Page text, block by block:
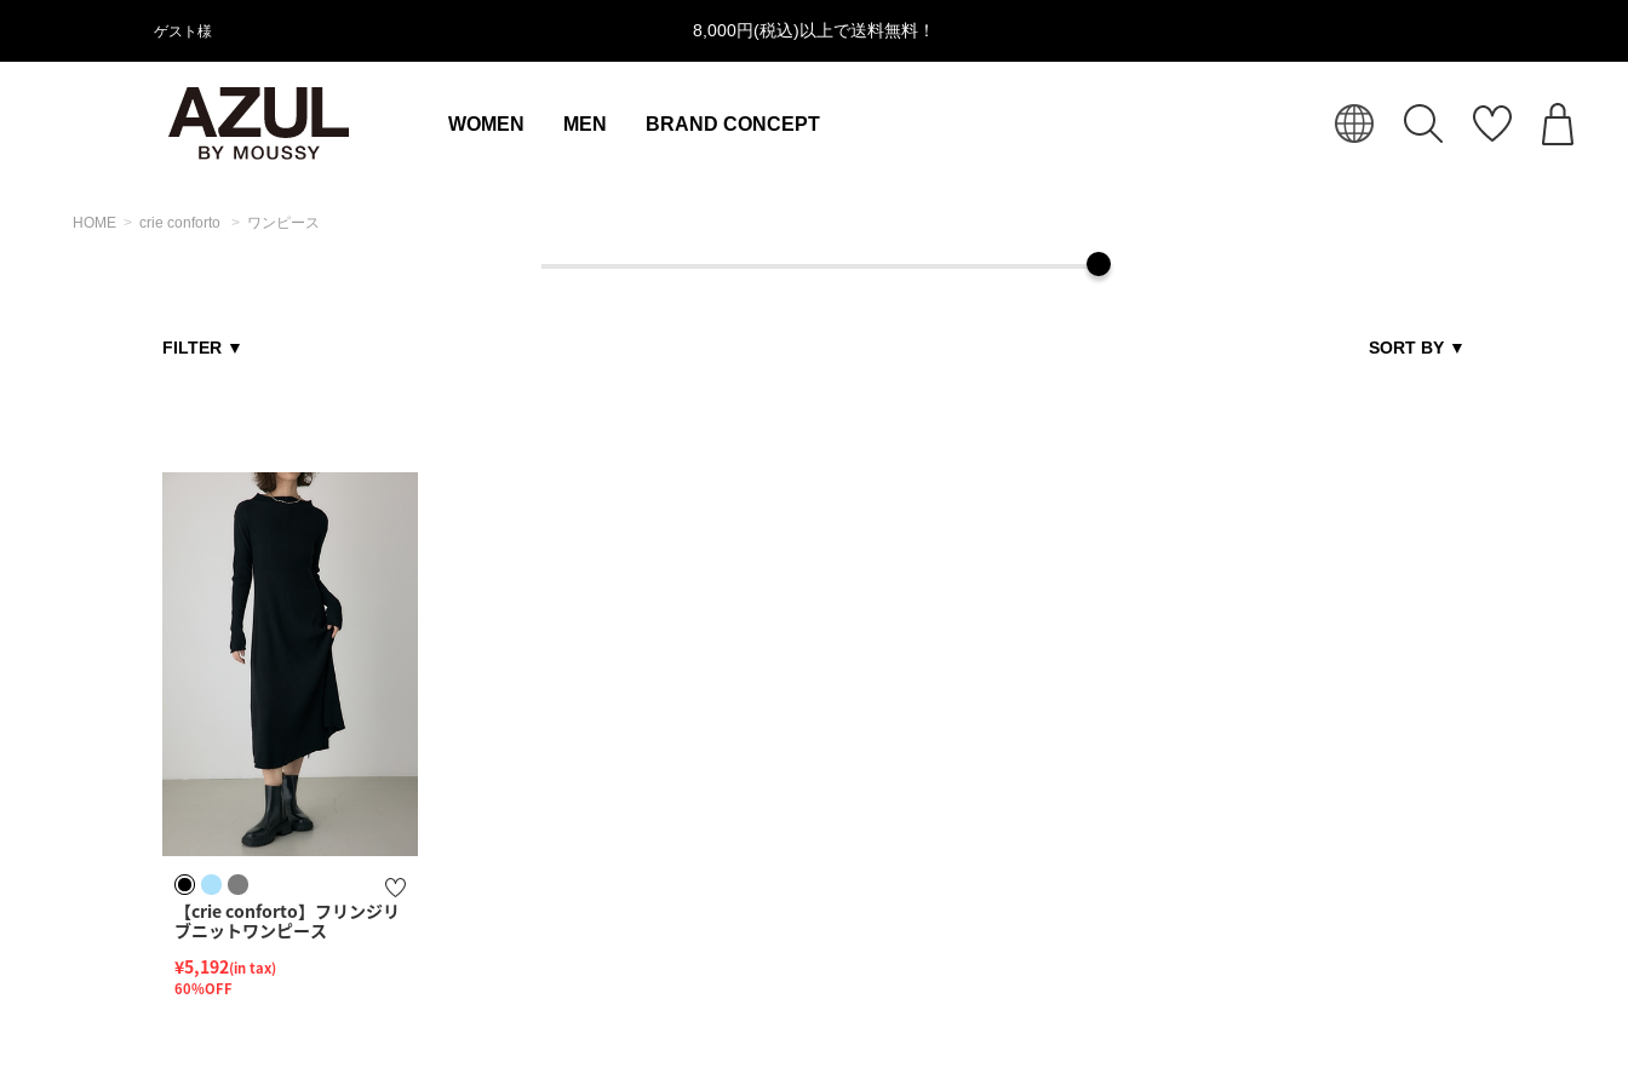
ゲスト様 8,000円(税込)以上で送料無料！
WOMEN MEN BRAND CONCEPT
HOME crie conforto ワンピース
FILTER ▼ SORT BY ▼
【crie conforto】フリンジリ
ブニットワンピース
¥5,192(in tax)
60%OFF